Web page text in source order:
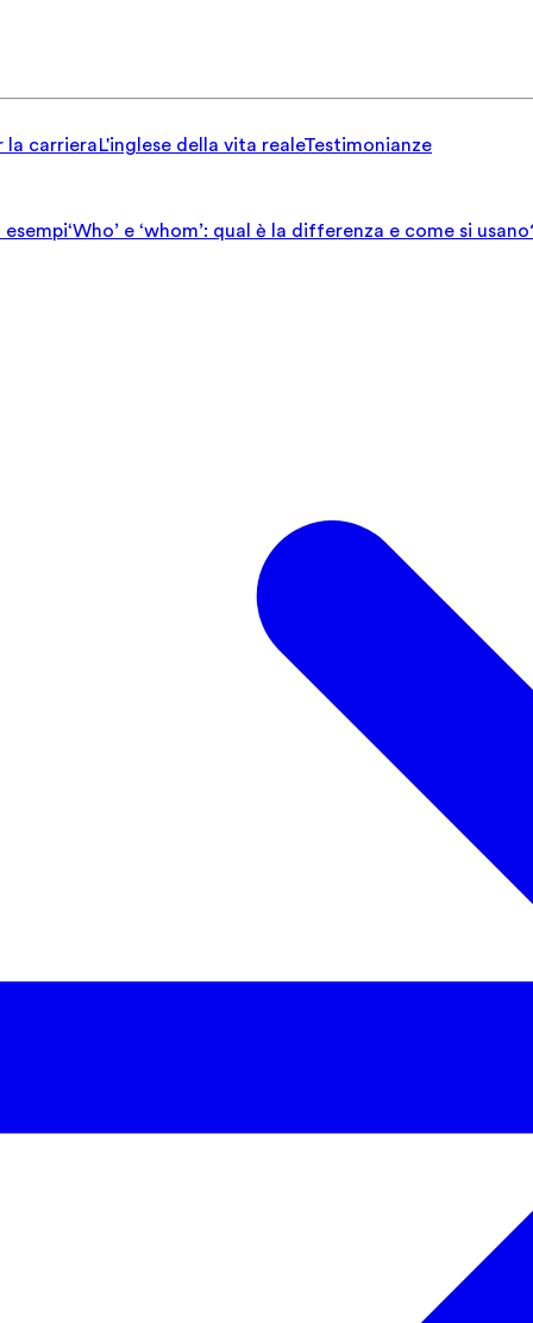
la carrieraL'inglese della vita realeTestimonianze
‘Who’ e ‘whom’: qual è la differenza e come si